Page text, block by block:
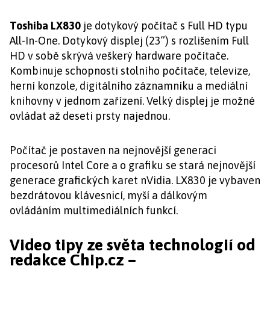
Toshiba LX830 je dotykový počítač s Full HD typu
All-In-One. Dotykový displej (23”) s rozlišením Full
HD v sobě skrývá veškerý hardware počítače.
Kombinuje schopnosti stolního počítače, televize,
herní konzole, digitálního záznamníku a mediální
knihovny v jednom zařízení. Velký displej je možné
ovládat až deseti prsty najednou.
Počítač je postaven na nejnovější generaci
procesorů Intel Core a o grafiku se stará nejnovější
generace grafických karet nVidia. LX830 je vybaven
bezdrátovou klávesnicí, myší a dálkovým
ovládáním multimediálních funkcí.
Video tipy ze světa technologií od
redakce Chip.cz –